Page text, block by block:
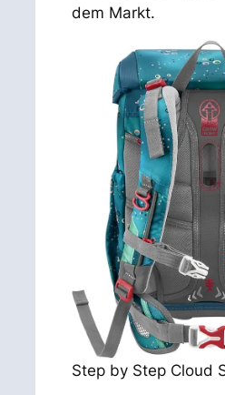
dem Markt.
Step by Step Cloud